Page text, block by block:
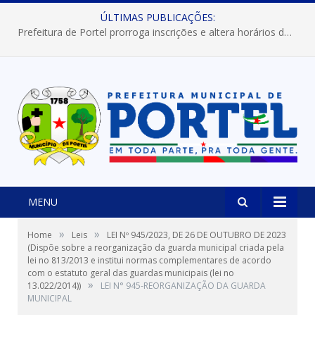
ÚLTIMAS PUBLICAÇÕES:
Prefeitura de Portel prorroga inscrições e altera horários dos concursos “Musa” e “Miss Mix Verão 2026”
MENU
Home » Leis »
LEI Nº 945/2023, DE 26 DE OUTUBRO DE 2023
(Dispõe sobre a reorganização da guarda municipal criada pela
lei no 813/2013 e institui normas complementares de acordo
com o estatuto geral das guardas municipais (lei no
13.022/2014)) »
LEI N° 945-REORGANIZAÇÃO DA GUARDA
MUNICIPAL